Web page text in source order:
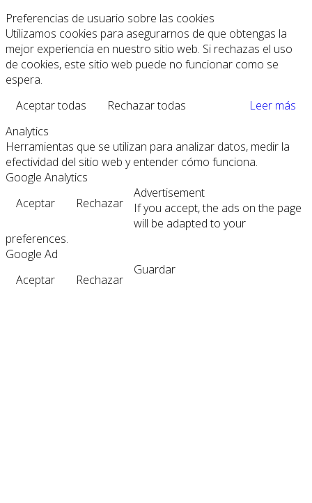
Preferencias de usuario sobre las cookies
Utilizamos cookies para asegurarnos de que obtengas la
mejor experiencia en nuestro sitio web. Si rechazas el uso
de cookies, este sitio web puede no funcionar como se
espera.
Aceptar todas
Rechazar todas
Leer más
Analytics
Herramientas que se utilizan para analizar datos, medir la
efectividad del sitio web y entender cómo funciona.
Google Analytics
Aceptar
Rechazar
Advertisement
If you accept, the ads on the page
will be adapted to your
preferences.
Google Ad
Aceptar
Rechazar
Guardar